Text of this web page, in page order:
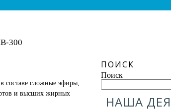
300
составе сложные эфиры,
и высших жирных
ПОИСК
Поиск
НАША